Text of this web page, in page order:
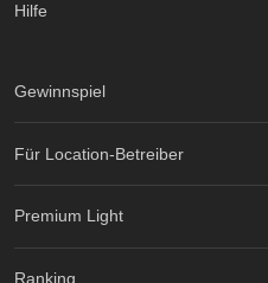
Hilfe
Gewinnspiel
Für Location-Betreiber
Premium Light
Ranking